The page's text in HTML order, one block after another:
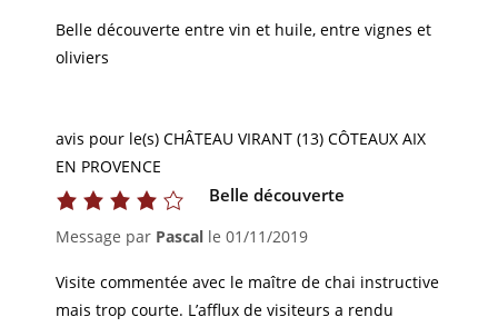
Belle découverte entre vin et huile, entre vignes et
oliviers
avis pour le(s) CHÂTEAU VIRANT (13) CÔTEAUX AIX
EN PROVENCE
Belle découverte
Message par Pascal le 01/11/2019
Visite commentée avec le maître de chai instructive
mais trop courte. L’afflux de visiteurs a rendu